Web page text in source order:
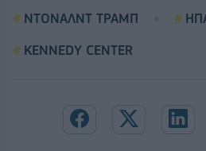
ΝΤΟΝΑΛΝΤ ΤΡΑΜΠ
KENNEDY CENTER